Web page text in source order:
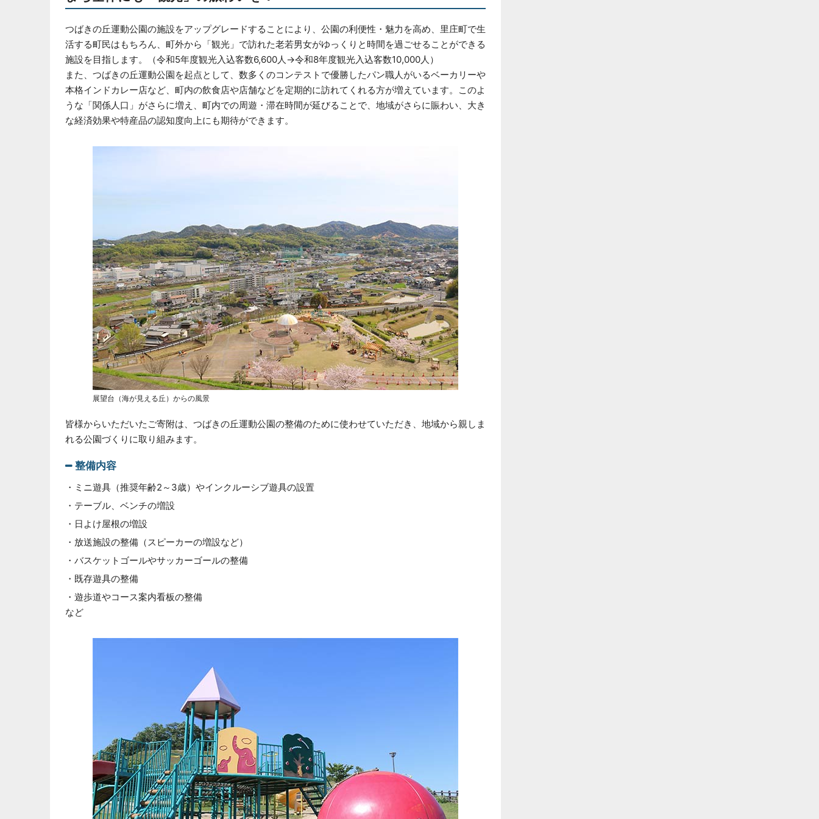
つばきの丘運動公園の施設をアップグレードすることにより、公園の利便性・魅力を高め、里庄町で生
活する町民はもちろん、町外から「観光」で訪れた老若男女がゆっくりと時間を過ごせることができる
施設を目指します。（令和5年度観光入込客数6,600人→令和8年度観光入込客数10,000人）
また、つばきの丘運動公園を起点として、数多くのコンテストで優勝したパン職人がいるベーカリーや
本格インドカレー店など、町内の飲食店や店舗などを定期的に訪れてくれる方が増えています。このよ
うな「関係人口」がさらに増え、町内での周遊・滞在時間が延びることで、地域がさらに賑わい、大き
な経済効果や特産品の認知度向上にも期待ができます。
展望台（海が見える丘）からの風景
皆様からいただいたご寄附は、つばきの丘運動公園の整備のために使わせていただき、地域から親しま
れる公園づくりに取り組みます。
整備内容
・ミニ遊具（推奨年齢2～3歳）やインクルーシブ遊具の設置
・テーブル、ベンチの増設
・日よけ屋根の増設
・放送施設の整備（スピーカーの増設など）
・バスケットゴールやサッカーゴールの整備
・既存遊具の整備
・遊歩道やコース案内看板の整備
など